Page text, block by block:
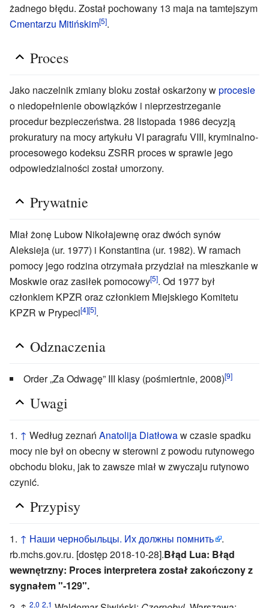
żadnego błędu. Został pochowany 13 maja na tamtejszym
Cmentarzu Mitińskim[5].
Proces
Jako naczelnik zmiany bloku został oskarżony wprocesie
o niedopełnienie obowiązków i nieprzestrzeganie
procedur bezpieczeństwa. 28 listopada 1986 decyzją
prokuratury na mocy artykułu VI paragrafu VIII, kryminalno-
procesowego kodeksu ZSRR proces w sprawie jego
odpowiedzialności został umorzony.
Prywatnie
Miał żonę Lubow Nikołajewnę oraz dwóch synów
Aleksieja (ur. 1977) i Konstantina (ur. 1982). W ramach
pomocy jego rodzina otrzymała przydział na mieszkanie w
Moskwie oraz zasiłek pomocowy[5]. Od 1977 był
członkiem KPZR oraz członkiem Miejskiego Komitetu
KPZR w Prypeci[4][5].
Odznaczenia
Order „Za Odwagę” III klasy (pośmiertnie, 2008)[9]
Uwagi
↑ Według zeznań Anatolija Diatłowaw czasie spadku
mocy nie był on obecny w sterowni z powodu rutynowego
obchodu bloku, jak to zawsze miał w zwyczaju rutynowo
czynić.
Przypisy
↑ Наши чернобыльцы. Их должны помнить
.
rb.mchs.gov.ru. [dostęp 2018-10-28].Błąd Lua: Błąd
wewnętrzny: Proces interpretera został zakończony z
sygnałem "-129".
2,0 2,1